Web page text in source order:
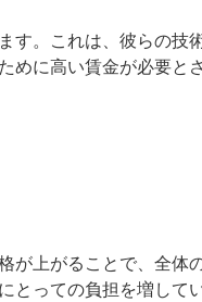
す。これは、彼らの技
めに高い賃金が必要と
が上がることで、全体
っての負担を増してい